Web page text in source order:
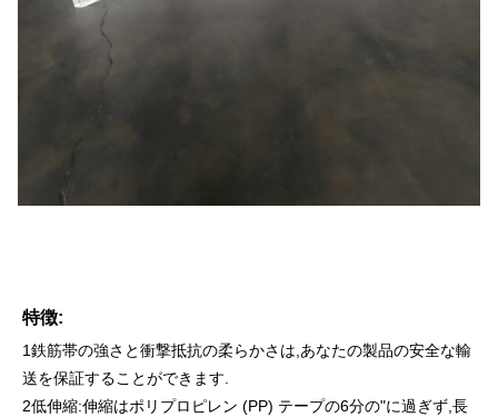
特徴:
1鉄筋帯の強さと衝撃抵抗の柔らかさは,あなたの製品の安全な輸
送を保証することができます.
2低伸縮:伸縮はポリプロピレン (PP) テープの6分の"に過ぎず,長